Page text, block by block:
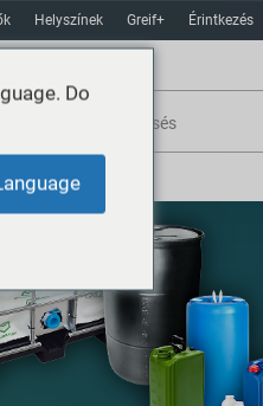
Helyszínek Greif+ Érintkezés
Do